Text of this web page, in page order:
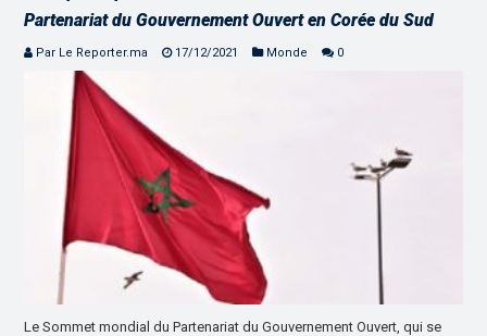
Partenariat du Gouvernement Ouvert en Corée du Sud
Par Le Reporter.ma 17/12/2021 Monde 0
Le Sommet mondial du Partenariat du Gouvernement Ouvert, qui se